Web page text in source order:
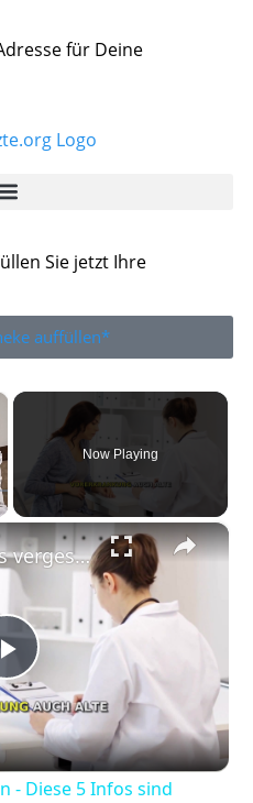
für Deine
Sie jetzt Ihre
auffüllen*
Now Playing
×
Play
Video
Beim Arzt nichts vergessen - Diese 5 Infos sind entscheidend!
- Diese 5 Infos sind